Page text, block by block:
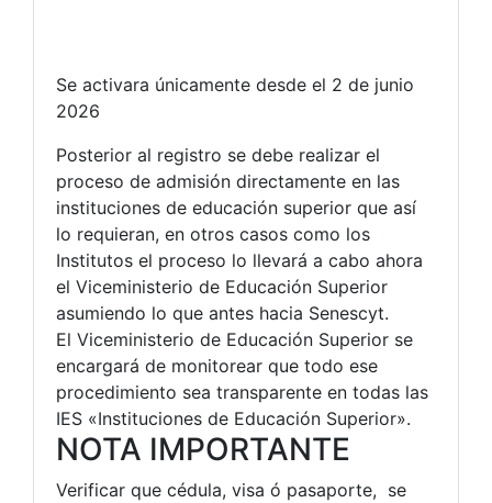
Se activara únicamente desde el 2 de junio
2026
Posterior al registro se debe realizar el
proceso de admisión directamente en las
instituciones de educación superior que así
lo requieran, en otros casos como los
Institutos el proceso lo llevará a cabo ahora
el Viceministerio de Educación Superior
asumiendo lo que antes hacia Senescyt.
El Viceministerio de Educación Superior se
encargará de monitorear que todo ese
procedimiento sea transparente en todas las
IES «Instituciones de Educación Superior».
NOTA IMPORTANTE
Verificar que cédula, visa ó pasaporte, se